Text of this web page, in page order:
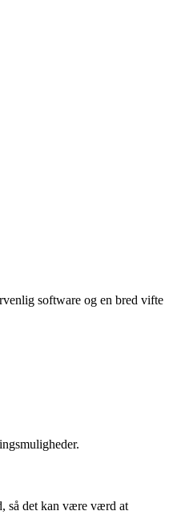
software og en bred vifte
så det kan være værd at